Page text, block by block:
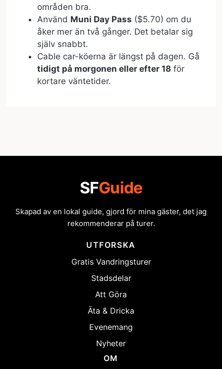
områden bra.
Använd Muni Day Pass ($5.70) om du
åker mer än två gånger. Det betalar sig
själv snabbt.
Cable car-köerna är längst på dagen. Gå
tidigt på morgonen eller efter 18 för
kortare väntetider.
SFGuide
Skapad av en lokal guide, gjord för mina gäster, det jag
rekommenderar på turer.
UTFORSKA
Gratis Vandringsturer
Stadsdelar
Att Göra
Äta & Dricka
Evenemang
Nyheter
OM